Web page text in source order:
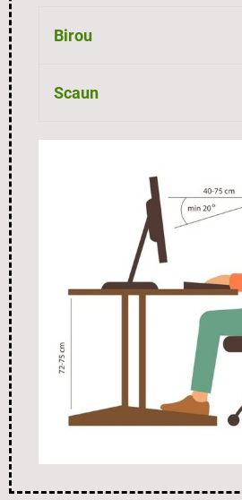
Birou
înălțime de 72-75 cm și ajustabil
Scaun
înălțime 38-55 cm și ajustabil